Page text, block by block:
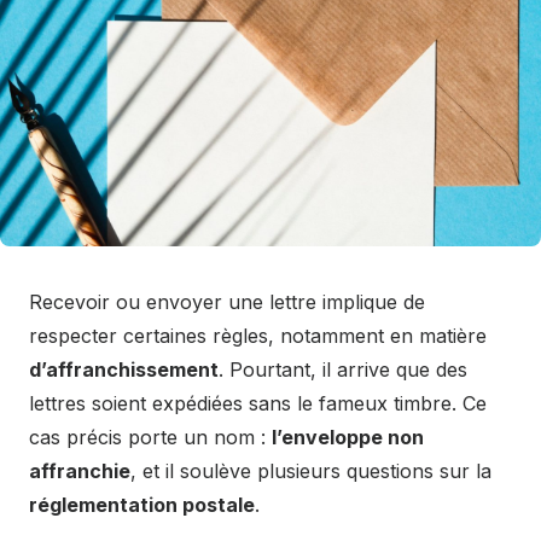
Recevoir ou envoyer une lettre implique de
respecter certaines règles, notamment en matière
d’affranchissement. Pourtant, il arrive que des
lettres soient expédiées sans le fameux timbre. Ce
cas précis porte un nom : l’enveloppe non
affranchie, et il soulève plusieurs questions sur la
réglementation postale.